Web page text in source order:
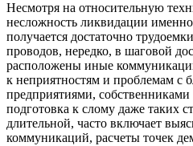
Несмотря на относительную
несложность ликвидации
получается достаточно
проводов, нередко, в шаговой
расположены иные
к неприятностям и проблемам с
предприятиями,
подготовка к слому даже таких
длительной, часто включает
коммуникаций, расчеты точек